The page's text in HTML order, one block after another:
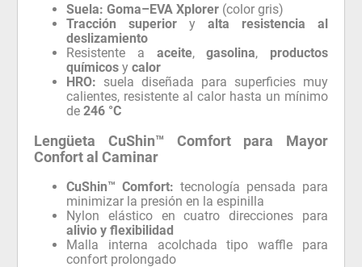
Suela: Goma–EVA Xplorer (color gris)
Tracción superior y alta resistencia al
deslizamiento
Resistente a aceite,gasolina, productos
químicos ycalor
HRO: suela diseñada para superficies muy
calientes, resistente al calor hasta un mínimo
de246 °C
Lengüeta CuShin™ Comfort para Mayor
Confort al Caminar
CuShin™ Comfort: tecnología pensada para
minimizar la presión en la espinilla
Nylon elástico en cuatro direcciones para
alivio y flexibilidad
Malla interna acolchada tipo waffle para
confort prolongado